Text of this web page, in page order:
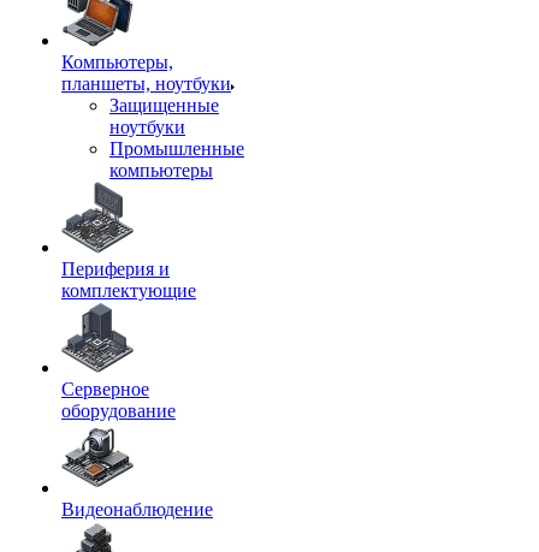
Компьютеры,
планшеты, ноутбуки
Защищенные
ноутбуки
Промышленные
компьютеры
Периферия и
комплектующие
Серверное
оборудование
Видеонаблюдение